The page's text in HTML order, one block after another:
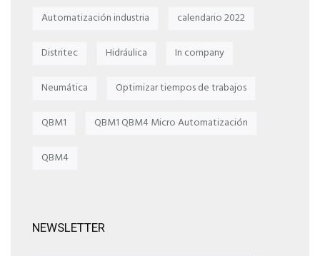
Automatización industria calendario 2022
Distritec Hidráulica In company
Neumática Optimizar tiempos de trabajos
QBM1 QBM1 QBM4 Micro Automatización
QBM4
NEWSLETTER